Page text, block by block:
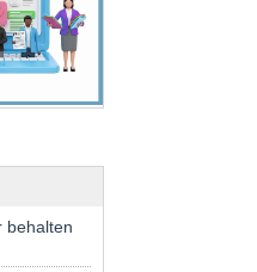
behalten